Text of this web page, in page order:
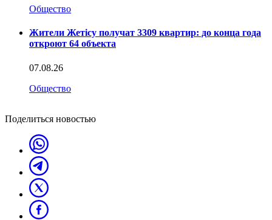
Общество
Жители Жетісу получат 3309 квартир: до конца года
откроют 64 объекта
07.08.26
Общество
Поделиться новостью